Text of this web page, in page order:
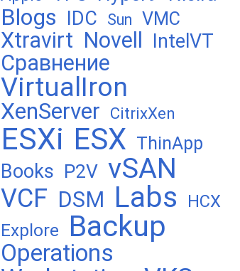
Blogs IDC Sun VMC
Xtravirt Novell IntelVT
Сравнение
VirtualIron
XenServer CitrixXen
ESXi ESX ThinApp
Books P2V vSAN
VCF DSM Labs HCX
Explore Backup
Operations